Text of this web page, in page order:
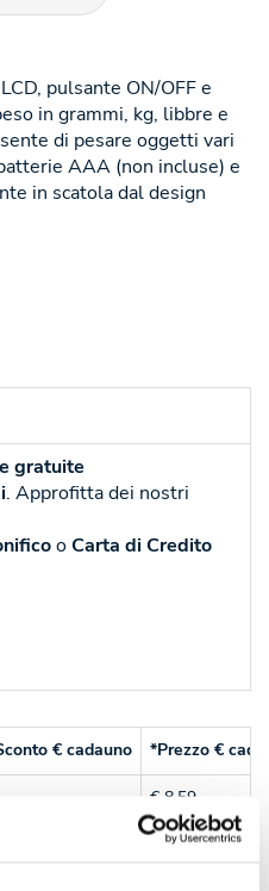
pulsante ON/OFF e
in grammi, kg, libbre e
di pesare oggetti vari
AAA (non incluse) e
in scatola dal design
gratuite
. Approfitta dei nostri
oCarta di Credito
€ cadauno *Prezzo €
€ 8,59
€ 7,31